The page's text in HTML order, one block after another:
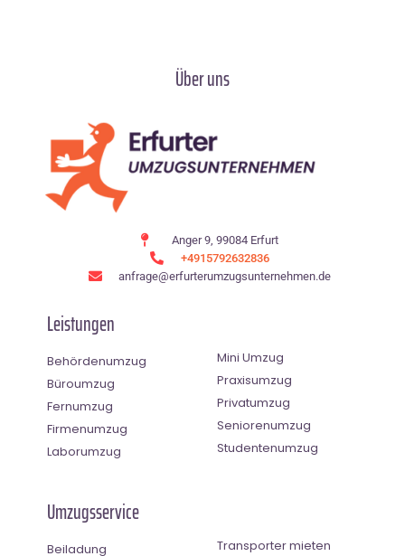
Über uns
Anger 9, 99084 Erfurt
+4915792632836
anfrage@erfurterumzugsunternehmen.de
Leistungen
Behördenumzug
Büroumzug
Fernumzug
Firmenumzug
Laborumzug
Mini Umzug
Praxisumzug
Privatumzug
Seniorenumzug
Studentenumzug
Umzugsservice
Beiladung Transporter mieten